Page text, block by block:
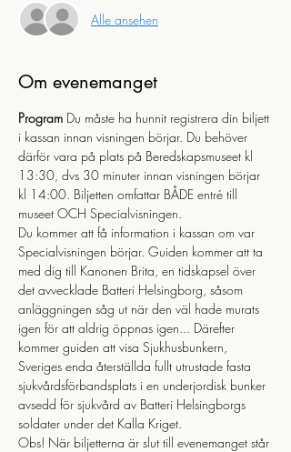
Alle ansehen
Om evenemanget
Program Du måste ha hunnit registrera din biljett
i kassan innan visningen börjar. Du behöver
därför vara på plats på Beredskapsmuseet kl
13:30, dvs 30 minuter innan visningen börjar
kl 14:00. Biljetten omfattar BÅDE entré till
museet OCH Specialvisningen.
Du kommer att få information i kassan om var
Specialvisningen börjar. Guiden kommer att ta
med dig till Kanonen Brita, en tidskapsel över
det avvecklade Batteri Helsingborg, såsom
anläggningen såg ut när den väl hade murats
igen för att aldrig öppnas igen... Därefter
kommer guiden att visa Sjukhusbunkern,
Sveriges enda återställda fullt utrustade fasta
sjukvårdsförbandsplats i en underjordisk bunker
avsedd för sjukvård av Batteri Helsingborgs
soldater under det Kalla Kriget.
Obs! När biljetterna är slut till evenemanget står